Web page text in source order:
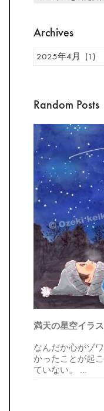
Archives
Archives
Random Posts
満天の星空イラ
なんだか心がゾ
かったことが起
ていない。 …